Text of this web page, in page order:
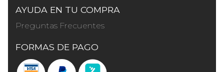
AYUDA EN TU COMPRA
Preguntas Frecuentes
FORMAS DE PAGO